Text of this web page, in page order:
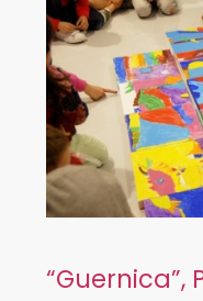
“Guernica”,